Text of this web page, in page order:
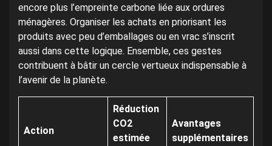
encore plus l’empreinte carbone liée aux ordures
ménagères. Organiser les achats en priorisant les
produits avec peu d’emballages ou en vrac s’inscrit
aussi dans cette logique. Ensemble, ces gestes
contribuent à bâtir un cercle vertueux indispensable à
l’avenir de la planète.
Action
Réduction
CO2
estimée
Avantages
supplémentaires